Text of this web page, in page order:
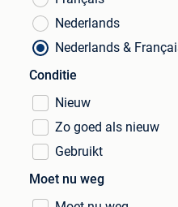
Nederlands
Nederlands &
Conditie
Nieuw
Zo goed als nieuw
Gebruikt
Moet nu weg